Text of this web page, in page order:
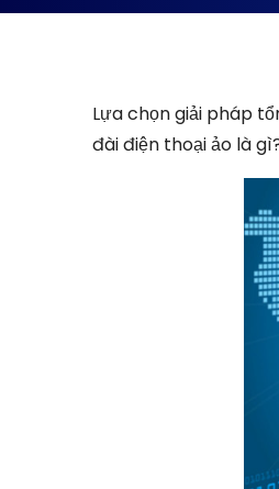
Lựa chọn giải pháp
đài điện thoại ảo là